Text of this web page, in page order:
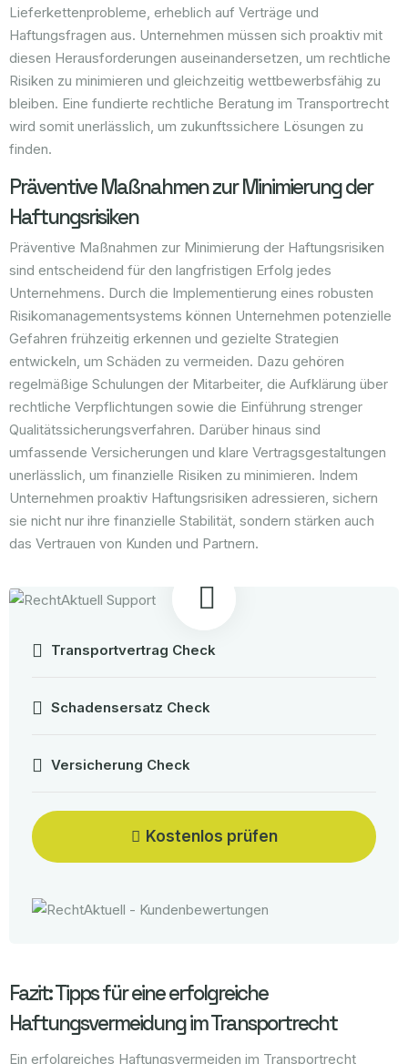
Lieferkettenprobleme, erheblich auf Verträge und
Haftungsfragen aus. Unternehmen müssen sich proaktiv mit
diesen Herausforderungen auseinandersetzen, um rechtliche
Risiken zu minimieren und gleichzeitig wettbewerbsfähig zu
bleiben. Eine fundierte rechtliche Beratung im Transportrecht
wird somit unerlässlich, um zukunftssichere Lösungen zu
finden.
Präventive Maßnahmen zur Minimierung der
Haftungsrisiken
Präventive Maßnahmen zur Minimierung der Haftungsrisiken
sind entscheidend für den langfristigen Erfolg jedes
Unternehmens. Durch die Implementierung eines robusten
Risikomanagementsystems können Unternehmen potenzielle
Gefahren frühzeitig erkennen und gezielte Strategien
entwickeln, um Schäden zu vermeiden. Dazu gehören
regelmäßige Schulungen der Mitarbeiter, die Aufklärung über
rechtliche Verpflichtungen sowie die Einführung strenger
Qualitätssicherungsverfahren. Darüber hinaus sind
umfassende Versicherungen und klare Vertragsgestaltungen
unerlässlich, um finanzielle Risiken zu minimieren. Indem
Unternehmen proaktiv Haftungsrisiken adressieren, sichern
sie nicht nur ihre finanzielle Stabilität, sondern stärken auch
das Vertrauen von Kunden und Partnern.
Transportvertrag Check
Schadensersatz Check
Versicherung Check
Kostenlos prüfen
Fazit: Tipps für eine erfolgreiche
Haftungsvermeidung im Transportrecht
Ein erfolgreiches Haftungsvermeiden im Transportrecht